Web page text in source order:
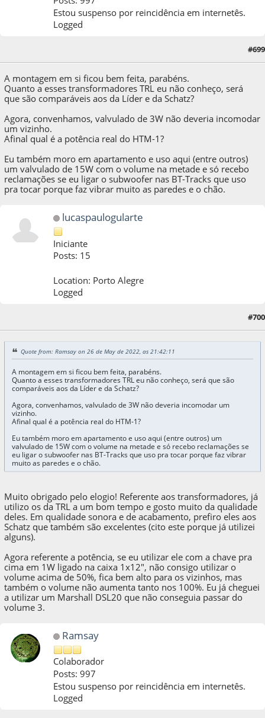
Estou suspenso por reincidência em internetês.
Logged
#699
A montagem em si ficou bem feita, parabéns.
Quanto a esses transformadores TRL eu não conheço, será
que são comparáveis aos da Líder e da Schatz?
Agora, convenhamos, valvulado de 3W não deveria incomodar
um vizinho.
Afinal qual é a potência real do HTM-1?
Eu também moro em apartamento e uso aqui (entre outros)
um valvulado de 15W com o volume na metade e só recebo
reclamações se eu ligar o subwoofer nas BT-Tracks que uso
pra tocar porque faz vibrar muito as paredes e o chão.
lucaspaulogularte
Iniciante
Posts: 15
Location: Porto Alegre
Logged
#700
Quote from: Ramsay on 26 de May de 2022, as 21:42:11
A montagem em si ficou bem feita, parabéns.
Quanto a esses transformadores TRL eu não conheço, será que são
comparáveis aos da Líder e da Schatz?
Agora, convenhamos, valvulado de 3W não deveria incomodar um
vizinho.
Afinal qual é a potência real do HTM-1?
Eu também moro em apartamento e uso aqui (entre outros) um
valvulado de 15W com o volume na metade e só recebo reclamações se
eu ligar o subwoofer nas BT-Tracks que uso pra tocar porque faz vibrar
muito as paredes e o chão.
Muito obrigado pelo elogio! Referente aos transformadores, já
utilizo os da TRL a um bom tempo e gosto muito da qualidade
deles. Em qualidade sonora e de acabamento, prefiro eles aos
Schatz que também são excelentes (cito este porque já utilizei
alguns).
Agora referente a potência, se eu utilizar ele com a chave pra
cima em 1W ligado na caixa 1x12", não consigo utilizar o
volume acima de 50%, fica bem alto para os vizinhos, mas
também o volume não aumenta tanto nos 100%. Eu já cheguei
a utilizar um Marshall DSL20 que não conseguia passar do
volume 3.
Ramsay
Colaborador
Posts: 997
Estou suspenso por reincidência em internetês.
Logged